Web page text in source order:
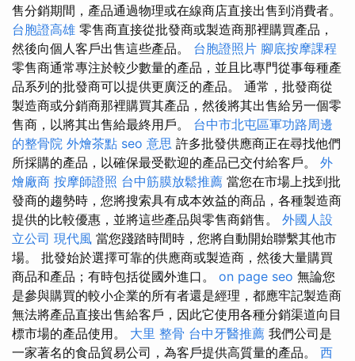
售分銷期間，產品通過物理或在線商店直接出售到消費者。
台胞證高雄 零售商直接從批發商或製造商那裡購買產品，
然後向個人客戶出售這些產品。 台胞證照片 腳底按摩課程
零售商通常專注於較少數量的產品，並且比專門從事每種產
品系列的批發商可以提供更廣泛的產品。 通常，批發商從
製造商或分銷商那裡購買其產品，然後將其出售給另一個零
售商，以將其出售給最終用戶。 台中市北屯區軍功路周邊
的整骨院 外燴茶點 seo 意思 許多批發供應商正在尋找他們
所採購的產品，以確保最受歡迎的產品已交付給客戶。 外
燴廠商 按摩師證照 台中筋膜放鬆推薦 當您在市場上找到批
發商的趨勢時，您將搜索具有成本效益的商品，各種製造商
提供的比較優惠，並將這些產品與零售商銷售。 外國人設
立公司 現代風 當您踐踏時間時，您將自動開始聯繫其他市
場。 批發始於選擇可靠的供應商或製造商，然後大量購買
商品和產品；有時包括從國外進口。 on page seo 無論您
是參與購買的較小企業的所有者還是經理，都應牢記製造商
無法將產品直接出售給客戶，因此它使用各種分銷渠道向目
標市場的產品使用。 大里 整骨 台中牙醫推薦 我們公司是
一家著名的食品貿易公司，為客戶提供高質量的產品。 西